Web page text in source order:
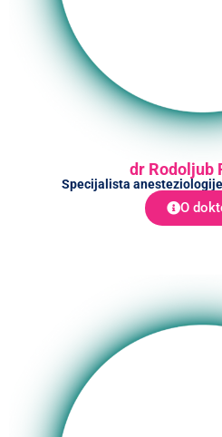
dr Rodoljub
Specijalista
O